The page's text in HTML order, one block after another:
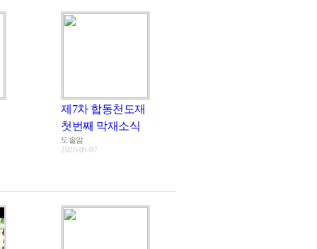
제7차 합동천도재
첫번째 막재소식
도솔암
2020-09-07